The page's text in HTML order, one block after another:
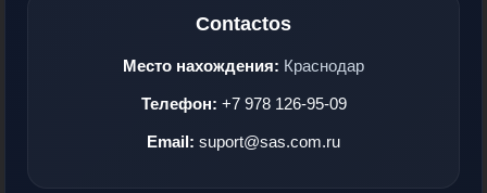
Contactos
Место нахождения: Краснодар
Телефон: +7 978 126-95-09
Email: suport@sas.com.ru